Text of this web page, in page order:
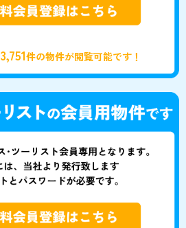
3,751件の物件が閲覧可能です！